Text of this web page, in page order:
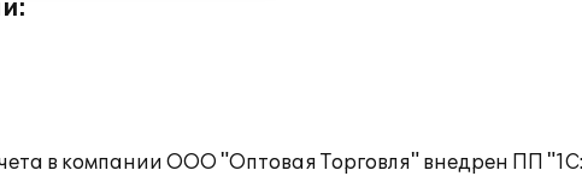
в компании ООО "Оптовая Торговля" внедрен ПП